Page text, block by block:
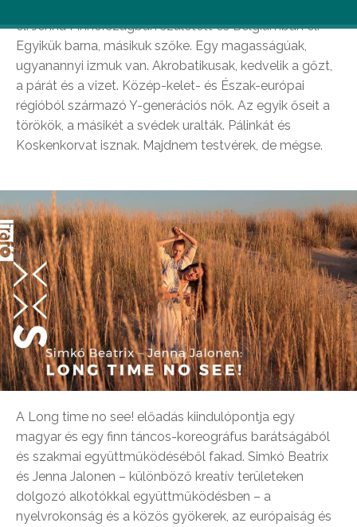
él. Jenna Finnországban született és Belgiumban él.
Egyikük barna, másikuk szőke. Egy magasságúak,
ugyanannyi izmuk van. Akrobatikusak, kedvelik a gőzt,
a párát és a vizet. Közép-kelet- és Észak-európai
régióból származó Y-generációs nők. Az egyik őseit a
törökök, a másikét a svédek uralták. Pálinkát és
Koskenkorvat isznak. Majdnem testvérek, de mégse.
A Long time no see! előadás kiindulópontja egy
magyar és egy finn táncos-koreográfus barátságából
és szakmai együttműködéséből fakad. Simkó Beatrix
és Jenna Jalonen – különböző kreatív területeken
dolgozó alkotókkal együttműködésben – a
nyelvrokonság és a közös gyökerek, az európaiság és